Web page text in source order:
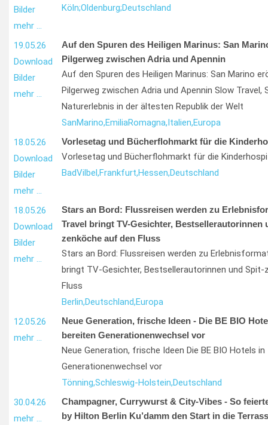
Bilder
mehr …
Köln;Oldenburg;Deutschland
19.05.26
Download
Bilder
mehr …
Auf den Spuren des Heiligen Marinus: San
Pilgerweg zwischen Adria und Apennin
Auf den Spuren des Heiligen Marinus: San Marino
Pilgerweg zwischen Adria und Apennin Slow Travel,
Naturerlebnis in der ältesten Republik der Welt
SanMarino,EmiliaRomagna,Italien,Europa
18.05.26
Download
Bilder
mehr …
Vorlesetag und Bücherflohmarkt für die
Vorlesetag und Bücherflohmarkt für die
BadVilbel,Frankfurt,Hessen,Deutschland
18.05.26
Download
Bilder
mehr …
Stars an Bord: Flussreisen werden zu
Travel bringt TV-Gesichter, Bestsellerautorinnen
zenköche auf den Fluss
Stars an Bord: Flussreisen werden zu
bringt TV-Gesichter, Bestsellerautorinnen und Spit-
Fluss
Berlin,Deutschland,Europa
12.05.26
mehr …
Neue Generation, frische Ideen - Die BE BIO
bereiten Generationenwechsel vor
Neue Generation, frische Ideen Die BE BIO Hotels
Generationenwechsel vor
Tönning,Schleswig-Holstein,Deutschland
30.04.26
mehr …
Champagner, Currywurst & City-Vibes - So
by Hilton Berlin Ku’damm den Start in die